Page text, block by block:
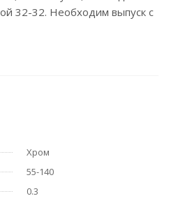
32-32. Необходим выпуск с
Хром
55-140
0.3